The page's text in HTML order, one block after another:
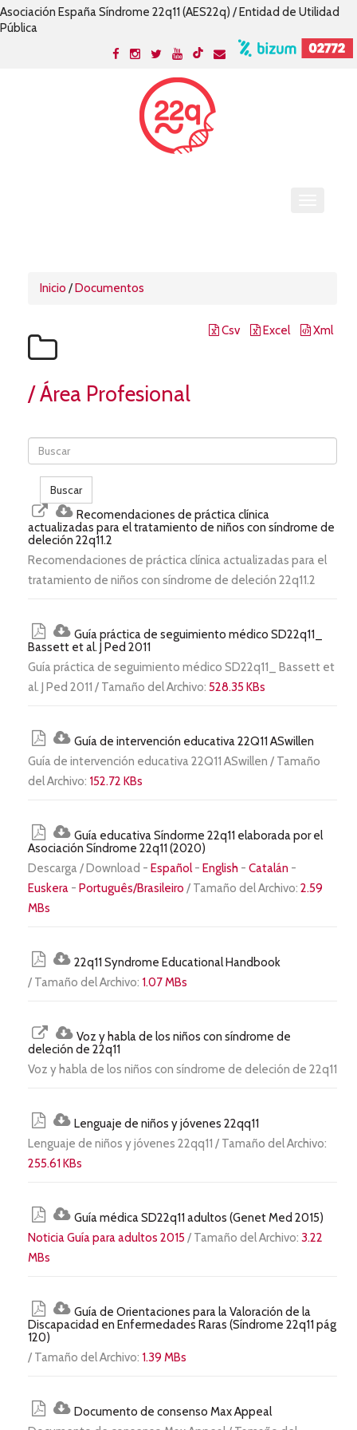
Asociación España Síndrome 22q11 (AES22q) / Entidad de Utilidad
Pública
Inicio /Documentos
Csv Excel Xml
/ Área Profesional
Buscar
Recomendaciones de práctica clínica
actualizadas para el tratamiento de niños con síndrome de
deleción 22q11.2
Recomendaciones de práctica clínica actualizadas para el
tratamiento de niños con síndrome de deleción 22q11.2
Guía práctica de seguimiento médico SD22q11_
Bassett et al. J Ped 2011
Guía práctica de seguimiento médico SD22q11_ Bassett et
al. J Ped 2011 / Tamaño del Archivo: 528.35 KBs
Guía de intervención educativa 22Q11 ASwillen
Guía de intervención educativa 22Q11 ASwillen / Tamaño
del Archivo: 152.72 KBs
Guía educativa Síndorme 22q11 elaborada por el
Asociación Síndrome 22q11 (2020)
Descarga / Download - Español- English - Catalán -
Euskera - Português/Brasileiro / Tamaño del Archivo: 2.59
MBs
22q11 Syndrome Educational Handbook
/ Tamaño del Archivo: 1.07 MBs
Voz y habla de los niños con síndrome de
deleción de 22q11
Voz y habla de los niños con síndrome de deleción de 22q11
Lenguaje de niños y jóvenes 22qq11
Lenguaje de niños y jóvenes 22qq11 / Tamaño del Archivo:
255.61 KBs
Guía médica SD22q11 adultos (Genet Med 2015)
Noticia Guía para adultos 2015 / Tamaño del Archivo: 3.22
MBs
Guía de Orientaciones para la Valoración de la
Discapacidad en Enfermedades Raras (Síndrome 22q11 pág
120)
/ Tamaño del Archivo: 1.39 MBs
Documento de consenso Max Appeal